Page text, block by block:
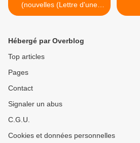
(nouvelles (Lettre d'une
prisonnière), un recueil de
XXe siècle), une pièce de
théâtre (Fatalité) et un
Hébergé par Overblog
Top articles
Pages
Contact
Signaler un abus
C.G.U.
Cookies et données personnelles